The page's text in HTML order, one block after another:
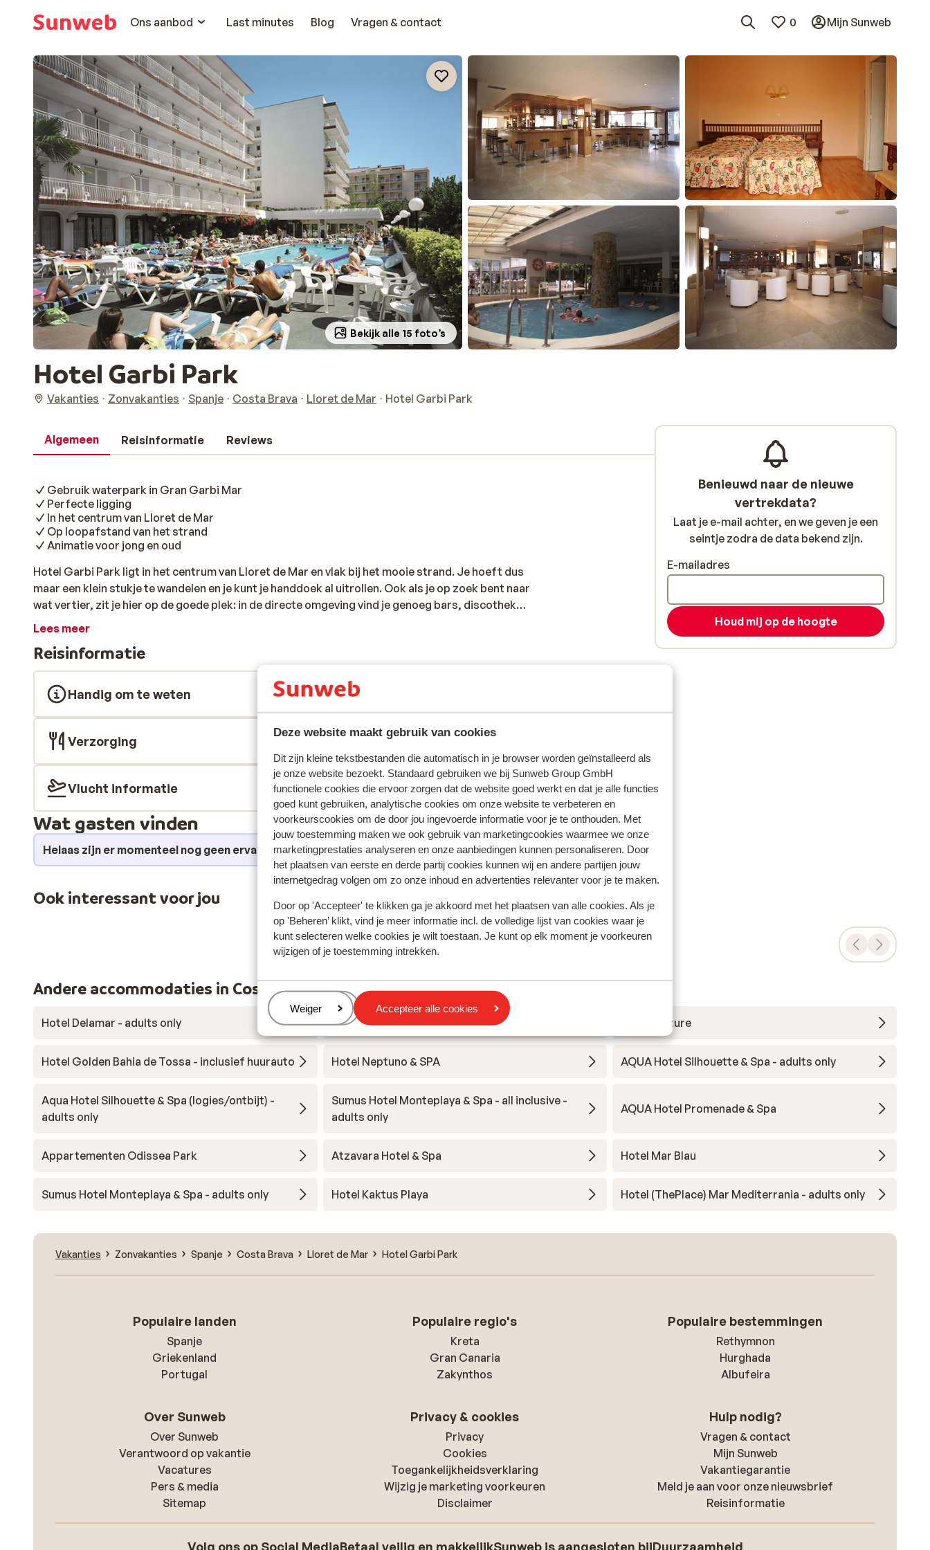
Deze website maakt gebruik van cookies
Dit zijn kleine tekstbestanden die automatisch in je browser worden geïnstalleerd als
je onze website bezoekt. Standaard gebruiken we bij Sunweb Group GmbH
functionele cookies die ervoor zorgen dat de website goed werkt en dat je alle functies
goed kunt gebruiken, analytische cookies om onze website te verbeteren en
voorkeurscookies om de door jou ingevoerde informatie voor je te onthouden. Met
jouw toestemming maken we ook gebruik van marketingcookies waarmee we onze
marketingprestaties analyseren en onze aanbiedingen kunnen personaliseren. Door
het plaatsen van eerste en derde partij cookies kunnen wij en andere partijen jouw
internetgedrag volgen om zo onze inhoud en advertenties relevanter voor je te maken.
Door op 'Accepteer' te klikken ga je akkoord met het plaatsen van alle cookies. Als je
op 'Beheren’ klikt, vind je meer informatie incl. de volledige lijst van cookies waar je
kunt selecteren welke cookies je wilt toestaan. Je kunt op elk moment je voorkeuren
wijzigen of je toestemming intrekken.
Beheren
Weiger Accepteer alle cookies
Ons aanbod
Last minutes Blog Vragen & contact 0 Mijn Sunweb
Bekijk alle 15 foto’s
Hotel Garbi Park
Vakanties Zonvakanties Spanje Costa Brava Lloret de Mar Hotel Garbi Park
Algemeen Reisinformatie Reviews
Gebruik waterpark in Gran Garbi Mar
Perfecte ligging
In het centrum van Lloret de Mar
Op loopafstand van het strand
Animatie voor jong en oud
Hotel Garbi Park ligt in het centrum van Lloret de Mar en vlak bij het mooie strand. Je hoeft dus
maar een klein stukje te wandelen en je kunt je handdoek al uitrollen. Ook als je op zoek bent naar
wat vertier, zit je hier op de goede plek: in de directe omgeving vind je genoeg bars, discotheken
en restaurants. Zwemmen is erg belangrijk tijdens de vakantie en daarom is er een zwembad
glijbanen in Gran Garbi Mar, waar families gebruik van mogen maken! Overdag wordt er door
het animatieteam van alles georganiseerd en ’s avonds kun je ook nog eens genieten van een
leuke show. Een lekker drankje is natuurlijk essentieel en daarvoor wordt gezorgd bij de bar van
het hotel. Aan het einde van een heerlijke vakantiedag staat er een buffet voor je klaar, heerlijk
om niet te hoeven koken! Heb je overdag trek, kies dan wat uit bij de snackbar, dat smaakt altijd
goed.
Lees meer
Reisinformatie
Handig om te weten
Verzorging
Vlucht informatie
Wat gasten vinden
Helaas zijn er momenteel nog geen ervaringen voor deze accommodatie.
Benieuwd naar de nieuwe
vertrekdata?
Laat je e-mail achter, en we geven je een
seintje zodra de data bekend zijn.
E-mailadres
Houd mij op de hoogte
Ook interessant voor jou
Andere accommodaties in Costa Brava
Hotel Delamar - adults only Hotel Melia Lloret de Mar Hotel L'Azure
Hotel Golden Bahia de Tossa - inclusief huurauto Hotel Neptuno & SPA AQUA Hotel Silhouette & Spa - adults only
Aqua Hotel Silhouette & Spa (logies/ontbijt) -
adults only
Sumus Hotel Monteplaya & Spa - all inclusive -
adults only
AQUA Hotel Promenade & Spa
Appartementen Odissea Park Atzavara Hotel & Spa Hotel Mar Blau
Sumus Hotel Monteplaya & Spa - adults only Hotel Kaktus Playa Hotel (ThePlace) Mar Mediterrania - adults only
Vakanties Zonvakanties Spanje Costa Brava Lloret de Mar Hotel Garbi Park
Populaire landen
Spanje
Griekenland
Portugal
Populaire regio's
Kreta
Gran Canaria
Zakynthos
Populaire bestemmingen
Rethymnon
Hurghada
Albufeira
Over Sunweb
Over Sunweb
Verantwoord op vakantie
Vacatures
Pers & media
Sitemap
Privacy & cookies
Privacy
Cookies
Toegankelijkheidsverklaring
Wijzig je marketing voorkeuren
Disclaimer
Hulp nodig?
Vragen & contact
Mijn Sunweb
Vakantiegarantie
Meld je aan voor onze nieuwsbrief
Reisinformatie
Volg ons op Social MediaBetaal veilig en makkelijkSunweb is aangesloten bijDuurzaamheid